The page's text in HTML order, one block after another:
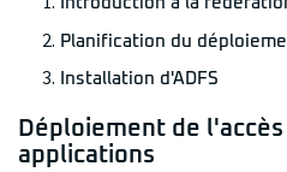
Planification du
Installation d'ADFS
Déploiement de
applications